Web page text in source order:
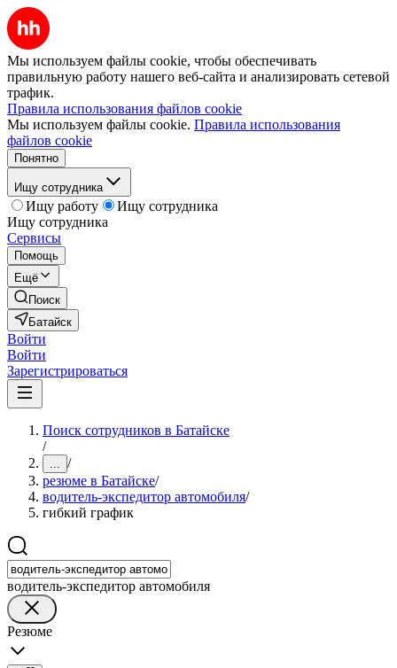
Мы используем файлы cookie, чтобы обеспечивать
правильную работу нашего веб-сайта и анализировать сетевой
трафик.
Правила использования файлов cookie
Мы используем файлы cookie. Правила использования
файлов cookie
Понятно
Ищу сотрудника
Ищу работу
Ищу сотрудника
Ищу сотрудника
Сервисы
Помощь
Ещё
Поиск
Батайск
Войти
Войти
Зарегистрироваться
Поиск сотрудников в Батайске
/
... /
резюме в Батайске/
водитель-экспедитор автомобиля/
гибкий график
водитель-экспедитор автомобиля
Резюме